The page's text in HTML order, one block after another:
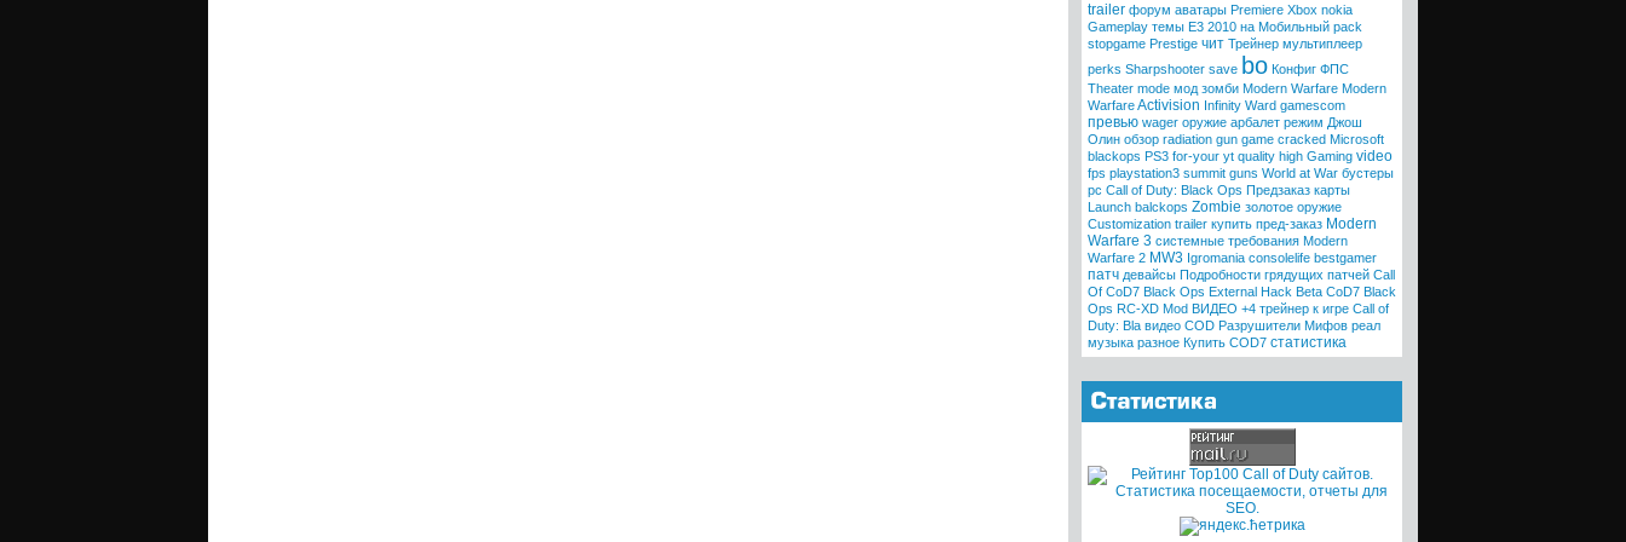
trailer форум аватары Premiere Xbox nokia
Gameplay темы E3 2010 на Мобильный pack
stopgame Prestige чит Трейнер мультиплеер
perks Sharpshooter save bo Конфиг ФПС
Theater mode мод зомби Modern Warfare Modern
WarfareActivision Infinity Ward gamescom
превью wager оружие арбалет режим Джош
Олин обзор radiation gun game cracked Microsoft
blackops PS3 for-your yt quality high Gaming video
fps playstation3 summit guns World at War бустеры
pc Call of Duty: Black Ops Предзаказ карты
Launch balckops Zombie золотое оружие
Customization trailer купить пред-заказ Modern
Warfare 3 системные требования Modern
Warfare 2 MW3 Igromania consolelife bestgamer
патч девайсы Подробности грядущих патчей Call
Of CoD7 Black Ops External Hack Beta CoD7 Black
Ops RC-XD Mod ВИДЕО +4 трейнер к игре Call of
Duty: Bla видео COD Разрушители Мифов реал
музыка разное Купить COD7 статистика